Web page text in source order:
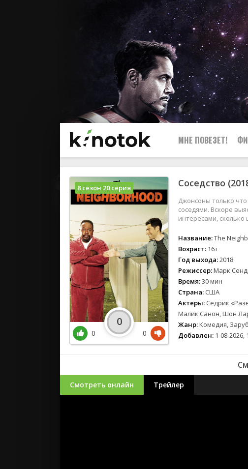
МНЕ ПОВЕЗЕТ!
Соседство
Джонсоны только
соседями. Вскоре
интересами,
Название:The
Возраст: 16+
Год выхода:2018
Режиссер:Марк
Время:30 мин
Страна: США
Актеры: Седрик
Малик Санон, Шон
Жанр:Комедия,
Добавлен: 1-08-2026,
8 сезон 20 серия
0
0
0
Смотреть онлайн Трейлер